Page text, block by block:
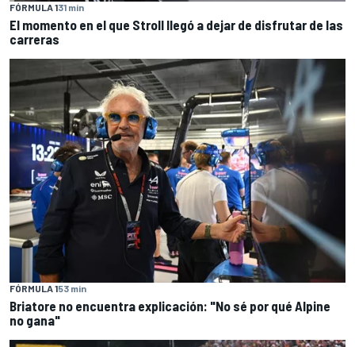
FÓRMULA 131 min
El momento en el que Stroll llegó a dejar de disfrutar de las
carreras
FÓRMULA 153 min
Briatore no encuentra explicación: "No sé por qué Alpine
no gana"